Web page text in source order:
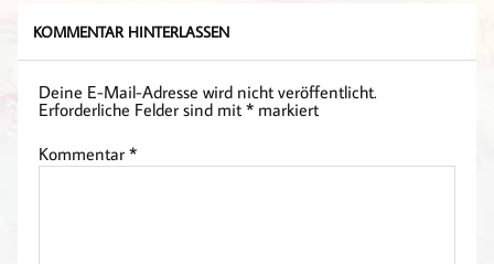
KOMMENTAR HINTERLASSEN
Deine E-Mail-Adresse wird nicht veröffentlicht.
Erforderliche Felder sind mit* markiert
Kommentar*